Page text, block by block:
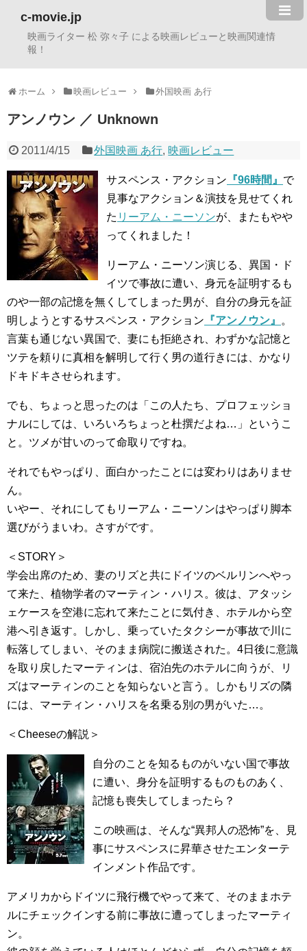
c-movie.jp
映画ライター 松 弥々子 による映画レビューと映画関連情
報！
ホーム 映画レビュー 外国映画 あ行
アンノウン ／ Unknown
2011/4/15 外国映画 あ行, 映画レビュー
サスペンス・アクション 『96時間』 で
見事なアクション＆演技を見せてくれ
た リーアム・ニーソンが、またもやや
ってくれました！
リーアム・ニーソン演じる、異国・ド
イツで事故に遭い、身元を証明するも
のや一部の記憶を無くしてしまった男が、自分の身元を証
明しようとするサスペンス・アクション 『アンノウン』
。
言葉も通じない異国で、妻にも拒絶され、わずかな記憶と
ツテを頼りに真相を解明して行く男の道行きには、かなり
ドキドキさせられます。
でも、ちょっと思ったのは「この人たち、プロフェッショ
ナルにしては、いろいろちょっと杜撰だよね…」というこ
と。ツメが甘いのって命取りですね。
それでもやっぱり、面白かったことには変わりはありませ
ん。
いやー、それにしてもリーアム・ニーソンはやっぱり脚本
選びがうまいわ。さすがです。
＜STORY＞
学会出席のため、妻のリズと共にドイツのベルリンへやっ
て来た、植物学者のマーティン・ハリス。彼は、アタッシ
ェケースを空港に忘れて来たことに気付き、ホテルから空
港へ引き返す。しかし、乗っていたタクシーが事故で川に
転落してしまい、そのまま病院に搬送された。4日後に意識
を取り戻したマーティンは、宿泊先のホテルに向うが、リ
ズはマーティンのことを知らないと言う。しかもリズの隣
には、マーティン・ハリスを名乗る別の男がいた…。
＜Cheeseの解説＞
自分のことを知るものがいない国で事故
に遭い、身分を証明するものものあく、
記憶も喪失してしまったら？
この映画は、そんな“異邦人の恐怖”を、見
事にサスペンスに昇華させたエンターテ
インメント作品です。
アメリカからドイツに飛行機でやって来て、そのままホテ
ルにチェックインする前に事故に遭ってしまったマーティ
ン。